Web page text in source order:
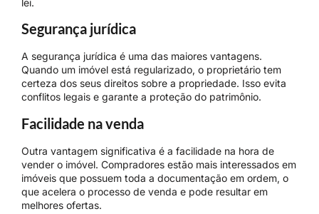
lei.
Segurança jurídica
A segurança jurídica é uma das maiores vantagens.
Quando um imóvel está regularizado, o proprietário tem
certeza dos seus direitos sobre a propriedade. Isso evita
conflitos legais e garante a proteção do patrimônio.
Facilidade na venda
Outra vantagem significativa é a facilidade na hora de
vender o imóvel. Compradores estão mais interessados em
imóveis que possuem toda a documentação em ordem, o
que acelera o processo de venda e pode resultar em
melhores ofertas.